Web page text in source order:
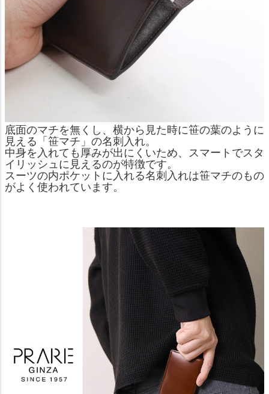
底面のマチを無くし、横から見た時に笹の葉のように
見える「笹マチ」の名刺入れ。
中身を入れても厚みが出にくいため、スマートでスタ
イリッシュに見えるのが特徴です。
スーツの内ポケットに入れる名刺入れは笹マチのもの
がよく使われています。